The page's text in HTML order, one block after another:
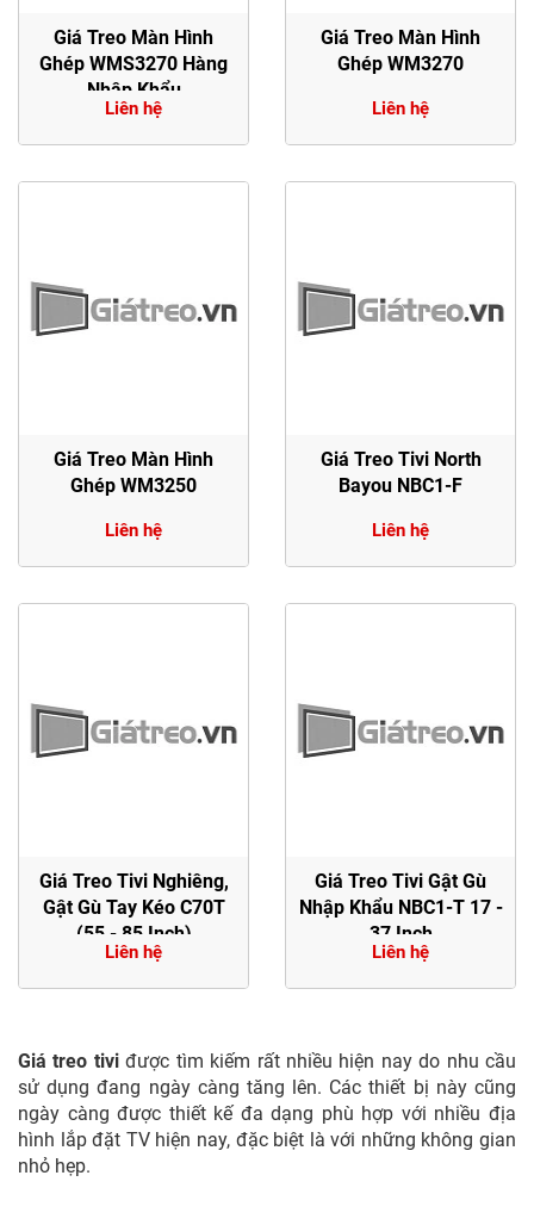
Giá Treo Màn Hình
Ghép WMS3270 Hàng
Nhập Khẩu
Liên hệ
Giá Treo Màn Hình
Ghép WM3270
Liên hệ
Giá Treo Màn Hình
Ghép WM3250
Liên hệ
Giá Treo Tivi North
Bayou NBC1-F
Liên hệ
Giá Treo Tivi Nghiêng,
Gật Gù Tay Kéo C70T
(55 - 85 Inch)
Liên hệ
Giá Treo Tivi Gật Gù
Nhập Khẩu NBC1-T 17 -
37 Inch
Liên hệ
Giá treo tiviđược tìm kiếm rất nhiều hiện nay do nhu cầu
sử dụng đang ngày càng tăng lên. Các thiết bị này cũng
ngày càng được thiết kế đa dạng phù hợp với nhiều địa
hình lắp đặt TV hiện nay, đặc biệt là với những không gian
nhỏ hẹp.